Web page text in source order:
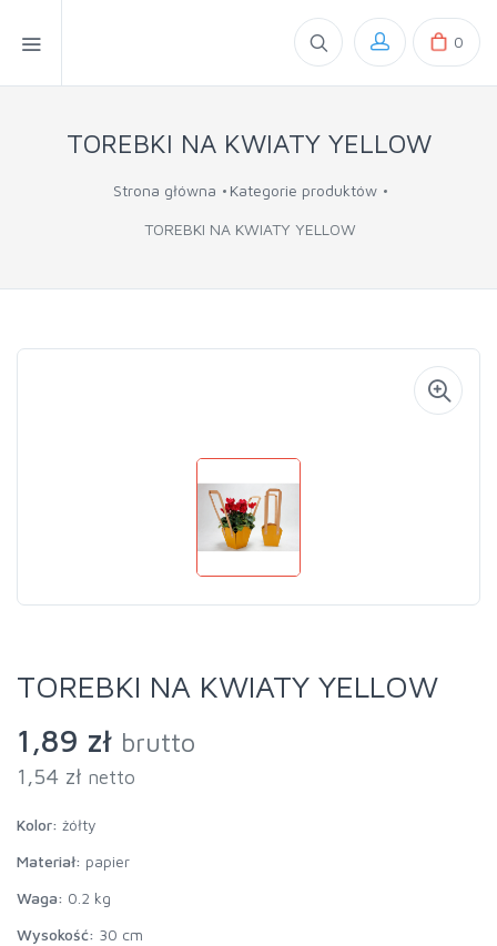
0
TOREBKI NA KWIATY YELLOW
Strona główna Kategorie produktów
TOREBKI NA KWIATY YELLOW
TOREBKI NA KWIATY YELLOW
1,89 zł brutto
1,54 zł netto
Kolor: żółty
Materiał: papier
Waga: 0.2 kg
Wysokość: 30 cm